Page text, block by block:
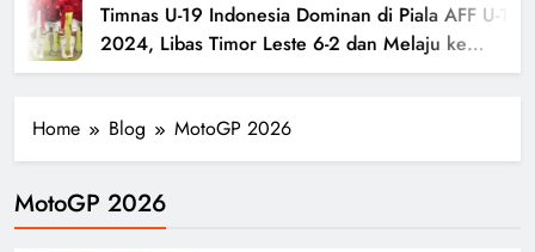
Timnas U-19 Indonesia Dominan di Piala AFF U-19
2024, Libas Timor Leste 6-2 dan Melaju ke
Semifinal
Home Blog MotoGP 2026
MotoGP 2026